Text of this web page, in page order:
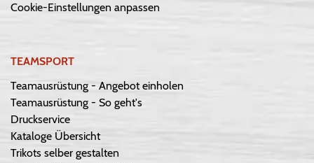
Cookie-Einstellungen anpassen
TEAMSPORT
Teamausrüstung - Angebot einholen
Teamausrüstung - So geht's
Druckservice
Kataloge Übersicht
Trikots selber gestalten